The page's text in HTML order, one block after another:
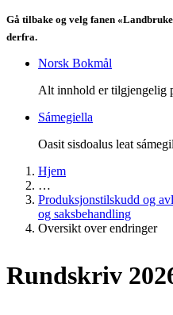
Gå tilbake og velg fanen
derfra.
Norsk Bokmål
Alt innhold er tilgjengelig
Sámegiella
Oasit sisdoalus leat
Hjem
…
Produksjonstilskudd og
og saksbehandling
Oversikt over endringer
Rundskriv